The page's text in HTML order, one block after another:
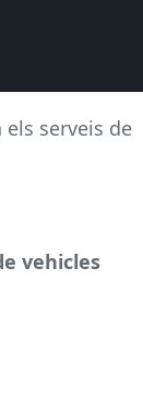
els serveis de
vehicles